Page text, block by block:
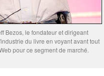
Bezos, le fondateur et dirigeant
du livre en voyant avant tout
pour ce segment de marché.